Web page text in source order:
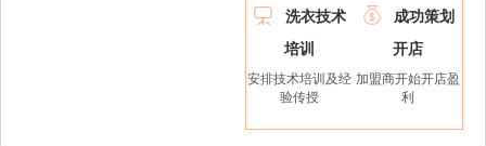

洗衣技术
培训
安排技术培训及经
验传授

成功策划
开店
加盟商开始开店盈
利